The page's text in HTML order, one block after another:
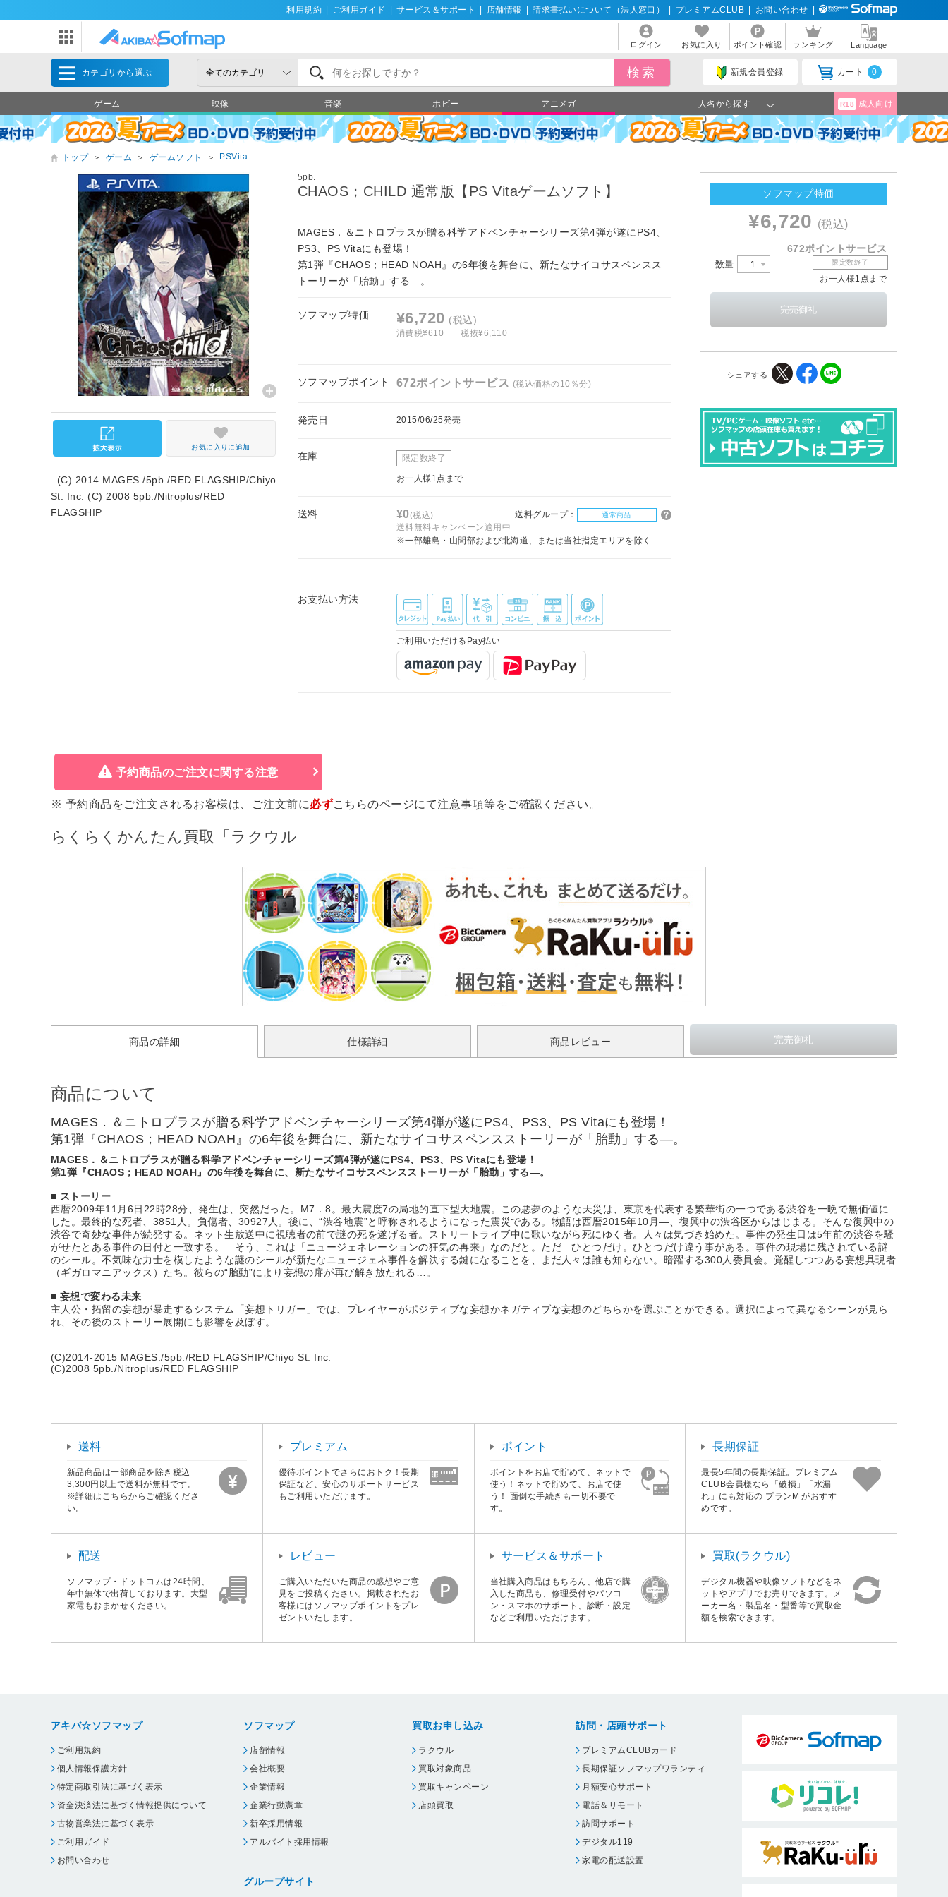
利用規約 ご利用ガイド サービス＆サポート 店舗情報 請求書払いについて（法人窓口） プレミアムCLUB お問い合わせ
ログイン お気に入り ポイント確認 ランキング Language
カテゴリから選ぶ 新規会員登録 カート 0
ゲーム 映像 音楽 ホビー アニメガ 人名から探す R18 成人向け
トップ ＞ ゲーム ＞ ゲームソフト ＞ PSVita
5pb.
CHAOS；CHILD 通常版【PS Vitaゲームソフト】
MAGES．＆ニトロプラスが贈る科学アドベンチャーシリーズ第4弾が遂にPS4、
PS3、PS Vitaにも登場！
第1弾『CHAOS；HEAD NOAH』の6年後を舞台に、新たなサイコサスペンスス
トーリーが「胎動」する―。
ソフマップ特価 ¥6,720 (税込)
消費税¥610 税抜¥6,110
ソフマップポイント 672ポイントサービス (税込価格の10％分)
発売日 2015/06/25発売
在庫 限定数終了
お一人様1点まで
送料 ¥0(税込) 送料グループ： 通常商品
送料無料キャンペーン適用中
※一部離島・山間部および北海道、または当社指定エリアを除く
お支払い方法
ご利用いただけるPay払い
お気に入りに追加
(C) 2014 MAGES./5pb./RED FLAGSHIP/Chiyo
St. Inc. (C) 2008 5pb./Nitroplus/RED
FLAGSHIP
ソフマップ特価
¥6,720 (税込)
672ポイントサービス
数量 限定数終了
お一人様1点まで
シェアする
予約商品のご注文に関する注意
※ 予約商品をご注文されるお客様は、ご注文前に必ずこちらのページにて注意事項等をご確認ください。
らくらくかんたん買取「ラクウル」
商品の詳細 仕様詳細 商品レビュー
商品について
MAGES．＆ニトロプラスが贈る科学アドベンチャーシリーズ第4弾が遂にPS4、PS3、PS Vitaにも登場！
第1弾『CHAOS；HEAD NOAH』の6年後を舞台に、新たなサイコサスペンスストーリーが「胎動」する―。
MAGES．＆ニトロプラスが贈る科学アドベンチャーシリーズ第4弾が遂にPS4、PS3、PS Vitaにも登場！
第1弾『CHAOS；HEAD NOAH』の6年後を舞台に、新たなサイコサスペンスストーリーが「胎動」する―。
■ ストーリー
西暦2009年11月6日22時28分、発生は、突然だった。M7．8。最大震度7の局地的直下型大地震。この悪夢のような天災は、東京を代表する繁華街の一つである渋谷を一晩で無価値に
した。最終的な死者、3851人。負傷者、30927人。後に、“渋谷地震”と呼称されるようになった震災である。物語は西暦2015年10月―、復興中の渋谷区からはじまる。そんな復興中の
渋谷で奇妙な事件が続発する。ネット生放送中に視聴者の前で謎の死を遂げる者。ストリートライブ中に歌いながら死にゆく者。人々は気づき始めた。事件の発生日は5年前の渋谷を騒
がせたとある事件の日付と一致する。―そう、これは「ニュージェネレーションの狂気の再来」なのだと。ただ―ひとつだけ。ひとつだけ違う事がある。事件の現場に残されている謎
のシール。不気味な力士を模したような謎のシールが新たなニュージェネ事件を解決する鍵になることを、まだ人々は誰も知らない。暗躍する300人委員会。覚醒しつつある妄想具現者
（ギガロマニアックス）たち。彼らの“胎動”により妄想の扉が再び解き放たれる…。
■ 妄想で変わる未来
主人公・拓留の妄想が暴走するシステム「妄想トリガー」では、プレイヤーがポジティブな妄想かネガティブな妄想のどちらかを選ぶことができる。選択によって異なるシーンが見ら
れ、その後のストーリー展開にも影響を及ぼす。
(C)2014-2015 MAGES./5pb./RED FLAGSHIP/Chiyo St. Inc.
(C)2008 5pb./Nitroplus/RED FLAGSHIP
送料
新品商品は一部商品を除き税込
3,300円以上で送料が無料です。
※詳細はこちらからご確認くださ
い。
プレミアム
優待ポイントでさらにおトク！長期
保証など、安心のサポートサービス
もご利用いただけます。
ポイント
ポイントをお店で貯めて、ネットで
使う！ネットで貯めて、お店で使
う！ 面倒な手続きも一切不要で
す。
長期保証
最長5年間の長期保証。プレミアム
CLUB会員様なら「破損」「水漏
れ」にも対応の プランM がおすす
めです。
配送
ソフマップ・ドットコムは24時間、
年中無休で出荷しております。大型
家電もおまかせください。
レビュー
ご購入いただいた商品の感想やご意
見をご投稿ください。掲載されたお
客様にはソフマップポイントをプレ
ゼントいたします。
サービス＆サポート
当社購入商品はもちろん、他店で購
入した商品も、修理受付やパソコ
ン・スマホのサポート、診断・設定
などご利用いただけます。
買取(ラクウル)
デジタル機器や映像ソフトなどをネ
ットやアプリでお売りできます。メ
ーカー名・製品名・型番等で買取金
額を検索できます。
アキバ☆ソフマップ
ご利用規約
個人情報保護方針
特定商取引法に基づく表示
資金決済法に基づく情報提供について
古物営業法に基づく表示
ご利用ガイド
お問い合わせ
ソフマップ
店舗情報
会社概要
企業情報
企業行動憲章
新卒採用情報
アルバイト採用情報
グループサイト
買取お申し込み
ラクウル
買取対象商品
買取キャンペーン
店頭買取
訪問・店頭サポート
プレミアムCLUBカード
長期保証ソフマップワランティ
月額安心サポート
電話＆リモート
訪問サポート
デジタル119
家電の配送設置